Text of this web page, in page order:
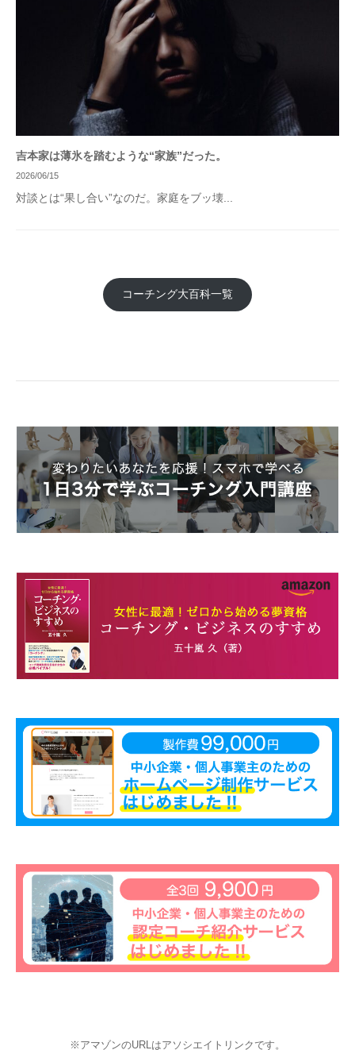
吉本家は薄氷を踏むような“家族”だった。
2026/06/15
対談とは“果し合い”なのだ。家庭をブッ壊...
コーチング大百科一覧
※アマゾンのURLはアソシエイトリンクです。